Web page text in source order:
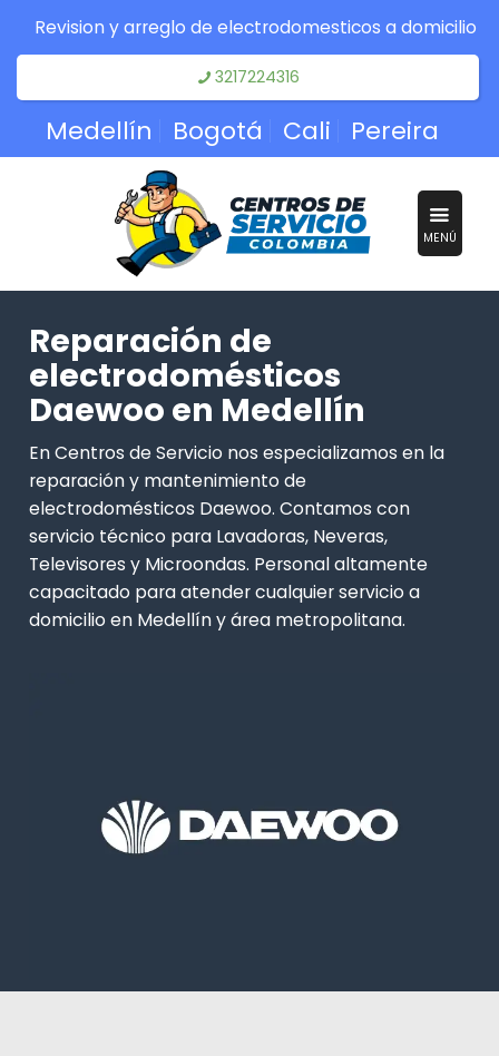
Revision y arreglo de electrodomesticos a domicilio
3217224316
Medellín Bogotá Cali Pereira
MENÚ
Reparación de
electrodomésticos
Daewoo en Medellín
En Centros de Servicio nos especializamos en la
reparación y mantenimiento de
electrodomésticos Daewoo. Contamos con
servicio técnico para Lavadoras, Neveras,
Televisores y Microondas. Personal altamente
capacitado para atender cualquier servicio a
domicilio en Medellín y área metropolitana.